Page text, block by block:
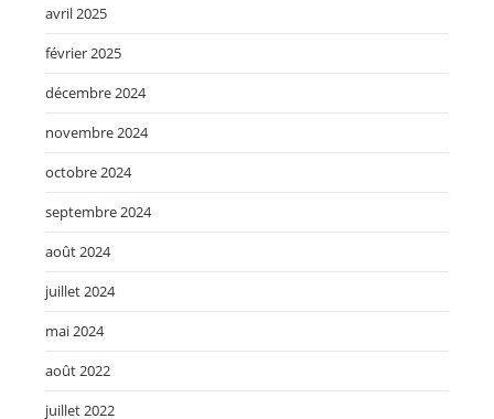
avril 2025
février 2025
décembre 2024
novembre 2024
octobre 2024
septembre 2024
août 2024
juillet 2024
mai 2024
août 2022
juillet 2022